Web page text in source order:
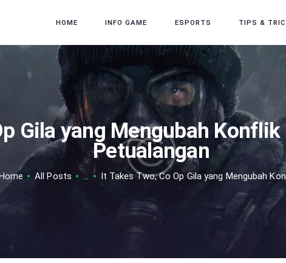
HOME INFO GAME ESPORTS TIPS &
Gila yang Mengubah
Petualangan
Home All Posts ... It Takes Two, Co Op Gila yang Mengubah
INFO GAME
ESPORTS
TIPS & TRICK
REVIEW GAME
TECH